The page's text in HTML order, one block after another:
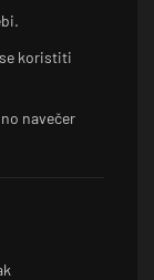
koristiti
navečer